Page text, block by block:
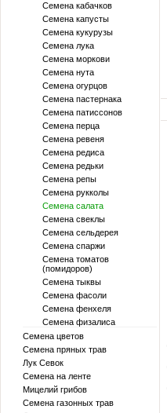
Семена кабачков
Семена капусты
Семена кукурузы
Семена лука
Семена моркови
Семена нута
Семена огурцов
Семена пастернака
Семена патиссонов
Семена перца
Семена ревеня
Семена редиса
Семена редьки
Семена репы
Семена рукколы
Семена салата
Семена свеклы
Семена сельдерея
Семена спаржи
Семена томатов
(помидоров)
Семена тыквы
Семена фасоли
Семена фенхеля
Семена физалиса
Семена цветов
Семена пряных трав
Лук Севок
Семена на ленте
Мицелий грибов
Семена газонных трав